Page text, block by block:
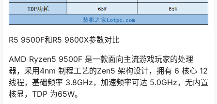
R5 9500F和R5 9600X参数对比
AMD Ryzen5 9500F 是一款面向主流游戏玩家的处理
器，采用4nm 制程工艺的Zen5 架构设计，拥有 6 核心 12
线程，基础频率 3.8GHz，加速频率可达 5.0GHz，无内置
核显，TDP 为65W。